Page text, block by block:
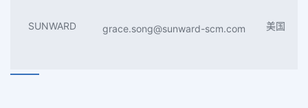
SUNWARD grace.song@sunward-scm.com 美国